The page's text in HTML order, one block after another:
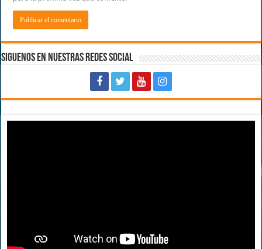
Siguenos en Nuestras Redes Social